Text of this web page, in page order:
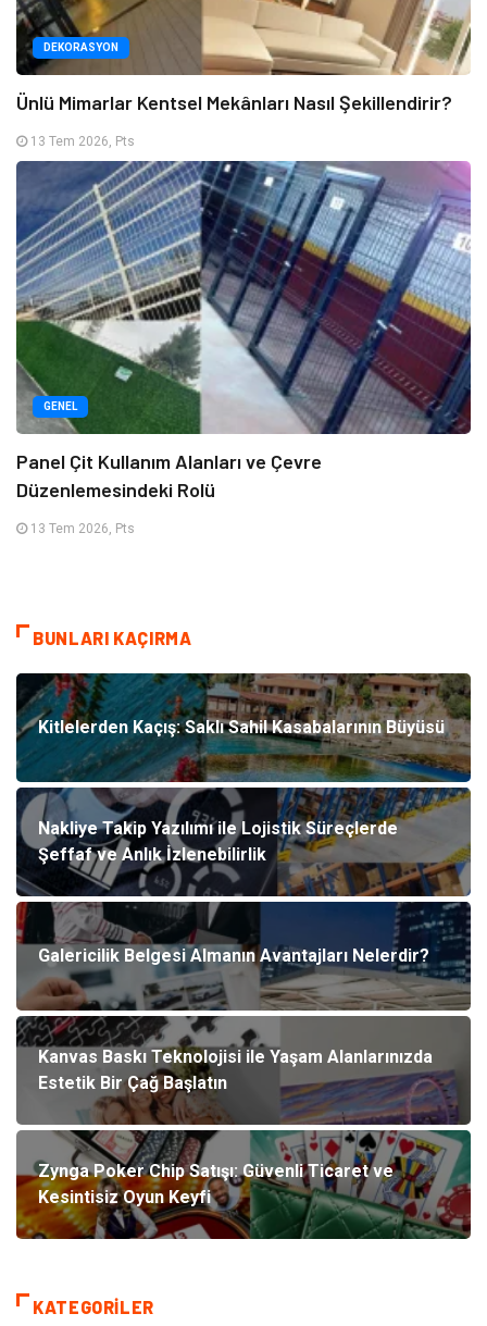
DEKORASYON
Ünlü Mimarlar Kentsel Mekânları Nasıl Şekillendirir?
13 Tem 2026, Pts
GENEL
Panel Çit Kullanım Alanları ve Çevre
Düzenlemesindeki Rolü
13 Tem 2026, Pts
BUNLARI KAÇIRMA
Kitlelerden Kaçış: Saklı Sahil Kasabalarının Büyüsü
Nakliye Takip Yazılımı ile Lojistik Süreçlerde
Şeffaf ve Anlık İzlenebilirlik
Galericilik Belgesi Almanın Avantajları Nelerdir?
Kanvas Baskı Teknolojisi ile Yaşam Alanlarınızda
Estetik Bir Çağ Başlatın
Zynga Poker Chip Satışı: Güvenli Ticaret ve
Kesintisiz Oyun Keyfi
KATEGORILER